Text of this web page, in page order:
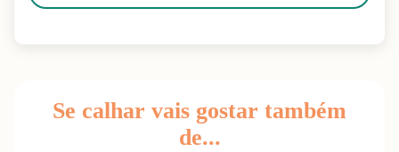
Se calhar vais gostar também
de...